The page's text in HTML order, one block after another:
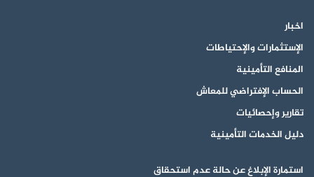
اخبار
الإستثمارات والإحتياطات
المنافع التأمينية
الحساب الإفتراضي للمعاش
تقارير وإحصائيات
دليل الخدمات التأمينية
استمارة الإبلاغ عن حالة عدم استحقاق